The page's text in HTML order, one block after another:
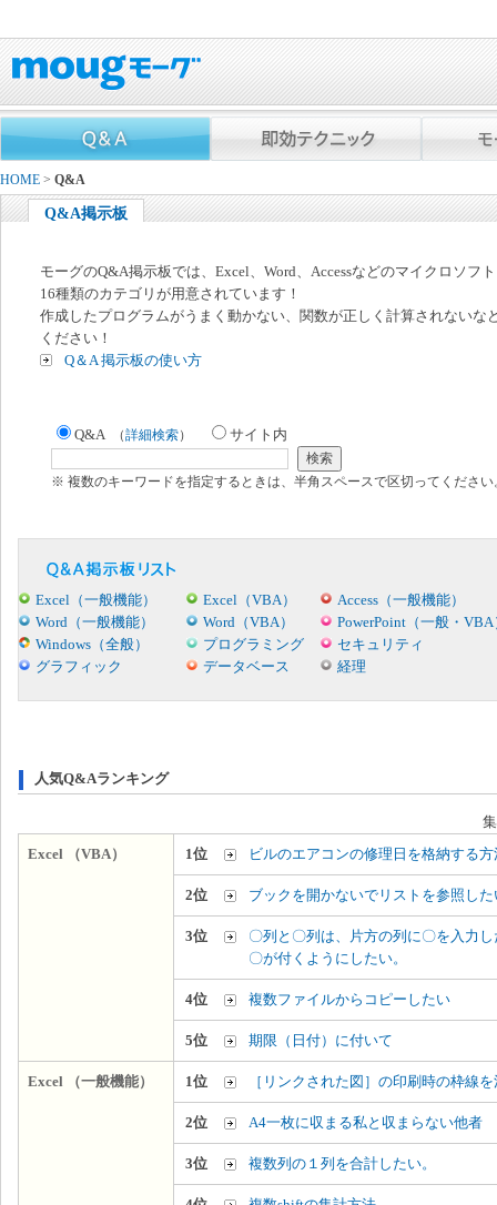
HOME > Q&A
Q&A掲示板
モーグのQ&A掲示板では、Excel、Word、Accessなどのマイクロソフ
16種類のカテゴリが用意されています！
作成したプログラムがうまく動かない、関数が正しく計算されないな
ください！
Q＆A 掲示板の使い方
Q&A （詳細検索） サイト内
※ 複数のキーワードを指定するときは、半角スペースで区切ってください
Excel（一般機能） Excel（VBA）
Access（一般機能）
Word（一般機能）
Word（VBA）
PowerPoint（一般・VBA
Windows（全般）
プログラミング
セキュリティ
グラフィック
データベース 経理
人気Q&Aランキング
Excel （VBA）
1位 ビルのエアコンの修理日を格納する方
2位 ブックを開かないでリストを参照した
3位
〇列と〇列は、片方の列に〇を入力
〇が付くようにしたい。
4位 複数ファイルからコピーしたい
5位 期限（日付）に付いて
Excel （一般機能） 1位 ［リンクされた図］の印刷時の枠線
2位 A4一枚に収まる私と収まらない他者
3位 複数列の１列を合計したい。